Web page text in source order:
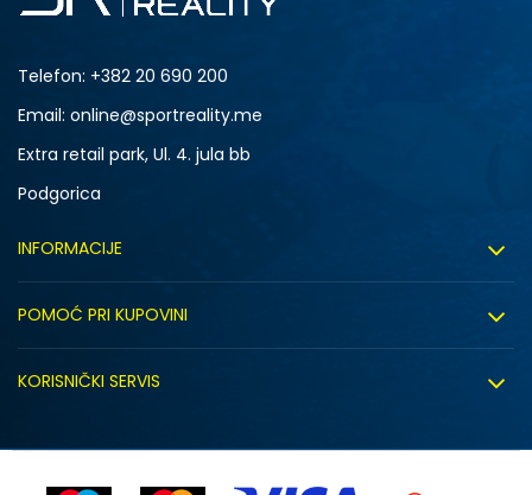
Telefon: +382 20 690 200
Email: online@sportreality.me
Extra retail park, Ul. 4. jula bb
Podgorica
INFORMACIJE
Zapošljavanje
Sindikalna prodaja
POMOĆ PRI KUPOVINI
Kako kupiti
Uputstvo za registraciju
KORISNIČKI SERVIS